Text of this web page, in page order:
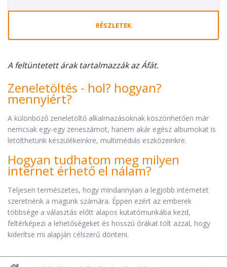
RÉSZLETEK
A feltüntetett árak tartalmazzák az Áfát.
Zeneletöltés - hol? hogyan?
mennyiért?
A különböző zeneletöltő alkalmazásoknak köszönhetően már
nemcsak egy-egy zeneszámot, hanem akár egész albumokat is
letölthetünk készülékeinkre, multimédiás eszközeinkre.
Hogyan tudhatom meg milyen
internet érhető el nálam?
Teljesen természetes, hogy mindannyian a legjobb internetet
szeretnénk a magunk számára. Éppen ezért az emberek
többsége a választás előtt alapos kutatómunkába kezd,
feltérképezi a lehetőségeket és hosszú órákat tölt azzal, hogy
kiderítse mi alapján célszerű dönteni.